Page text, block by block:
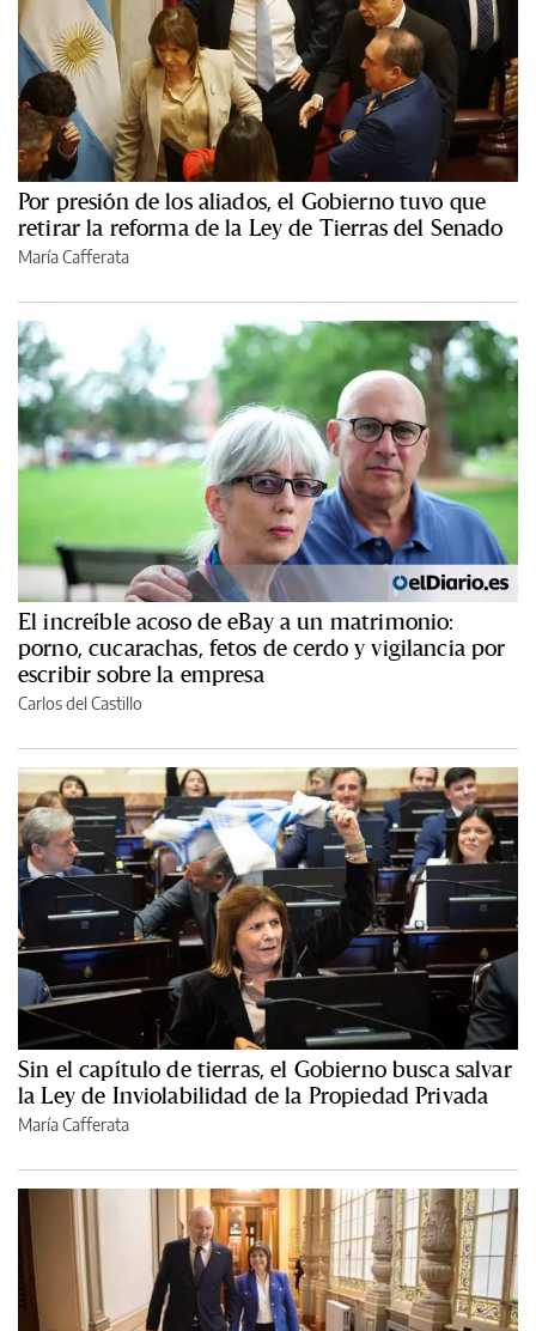
Por presión de los aliados, el Gobierno tuvo que
retirar la reforma de la Ley de Tierras del Senado
María Cafferata
El increíble acoso de eBay a un matrimonio:
porno, cucarachas, fetos de cerdo y vigilancia por
escribir sobre la empresa
Carlos del Castillo
Sin el capítulo de tierras, el Gobierno busca salvar
la Ley de Inviolabilidad de la Propiedad Privada
María Cafferata